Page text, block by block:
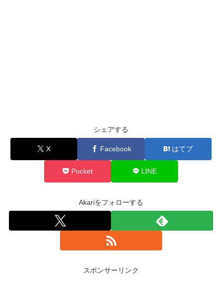
シェアする
X Facebook はてブ
Pocket LINE
Akariをフォローする
スポンサーリンク